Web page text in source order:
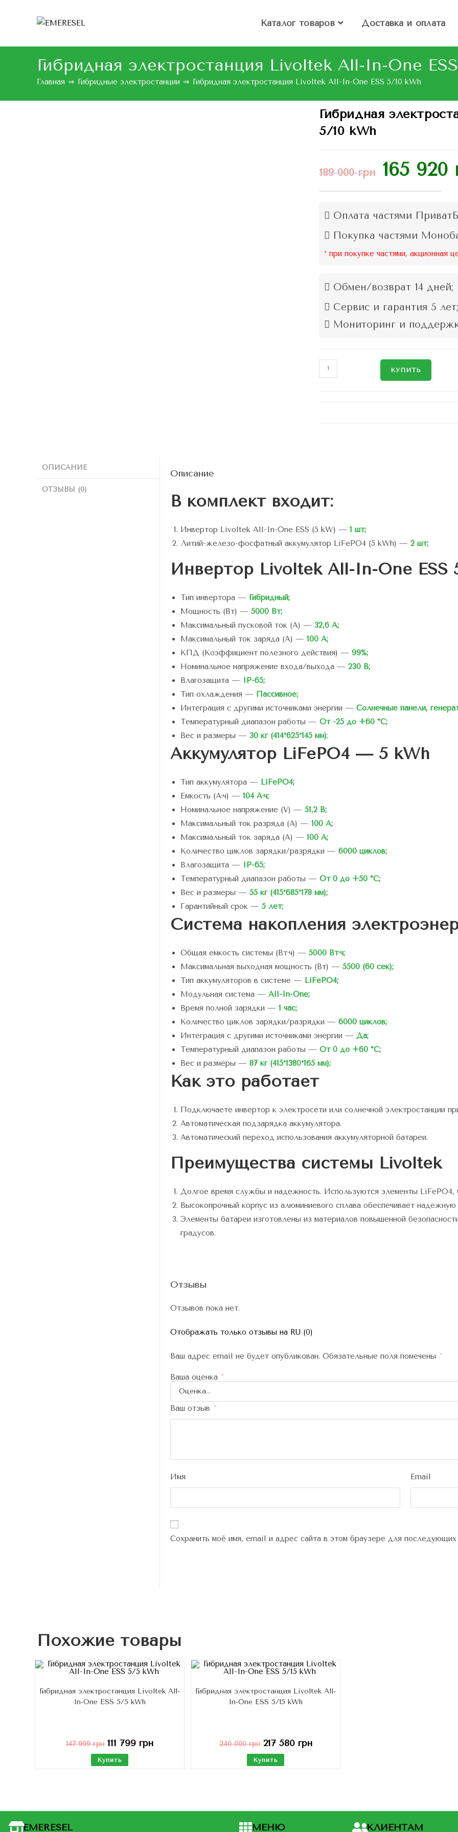
Каталог товаров Доставка и оплата
Гибридная электростанция Livoltek All-In-One
Главная ⇒ Гибридные электростанции ⇒ Гибридная электростанция Livoltek All-In-One ESS 5/10 kWh
Гибридная
5/10 kWh
189 000грн 165 920
Оплата частями
Покупка частями
* при покупке частями, акционная
Обмен/возврат 14 дней;
Сервис и гарантия 5 лет;
Мониторинг и
КУПИТЬ
ОПИСАНИЕ
ОТЗЫВЫ (0)
Описание
В комплект входит:
Инвертор Livoltek All-In-One ESS (5 kW) — 1 шт;
Литий-железо-фосфатный аккумулятор LiFePO4 (5 kWh) — 2 шт;
Инвертор Livoltek All-In-One ESS
Тип инвертора — Гибридный;
Мощность (Вт) — 5000 Вт;
Максимальный пусковой ток (A) — 32,6 А;
Максимальный ток заряда (A) — 100 А;
КПД (Коэффициент полезного действия) — 99%;
Номинальное напряжение входа/выхода — 230 В;
Влагозащита — IP-65;
Тип охлаждения — Пассивное;
Интеграция с другими источниками энергии — Солнечные панели,
Температурный диапазон работы — От -25 до +60 °C;
Вес и размеры — 30 кг (414*625*145 мм);
Аккумулятор LiFePO4 — 5 kWh
Тип аккумулятора — LiFePO4;
Емкость (A·ч) — 104 А·ч;
Номинальное напряжение (V) — 51,2 В;
Максимальный ток разряда (A) — 100 А;
Максимальный ток заряда (A) — 100 А;
Количество циклов зарядки/разрядки — 6000 циклов;
Влагозащита — IP-65;
Температурный диапазон работы — От 0 до +50 °C;
Вес и размеры — 55 кг (415*685*178 мм);
Гарантийный срок — 5 лет;
Система накопления
Общая емкость системы (Вт·ч) — 5000 Вт·ч;
Максимальная выходная мощность (Вт) — 5500 (60 сек);
Тип аккумуляторов в системе — LiFePO4;
Модульная система — All-In-One;
Время полной зарядки — 1 час;
Количество циклов зарядки/разрядки — 6000 циклов;
Интеграция с другими источниками энергии — Да;
Температурный диапазон работы — От 0 до +60 °C;
Вес и размеры — 87 кг (415*1380*165 мм);
Как это работает
Подключаете инвертор к электросети или солнечной электростанции
Автоматическая подзарядка аккумулятора.
Автоматический переход использования аккумуляторной батареи.
Преимущества системы Livoltek
Долгое время службы и надежность. Используются элементы LiFePO4,
Высокопрочный корпус из алюминиевого сплава обеспечивает надежную
Элементы батареи изготовлены из материалов повышенной
градусов.
Отзывы
Отзывов пока нет.
Отображать только отзывы на RU (0)
Ваш адрес email не будет опубликован. Обязательные поля помечены *
Ваша оценка *
Ваш отзыв *
Имя Email
Сохранить моё имя, email и адрес сайта в этом браузере для последующих
Похожие товары
Гибридная электростанция Livoltek All-
In-One ESS 5/5 kWh
147 999грн 111 799 грн
Купить
Гибридная электростанция Livoltek All-
In-One ESS 5/15 kWh
240 000грн 217 580грн
Купить
EMERESEL МЕНЮ КЛИЕНТАМ